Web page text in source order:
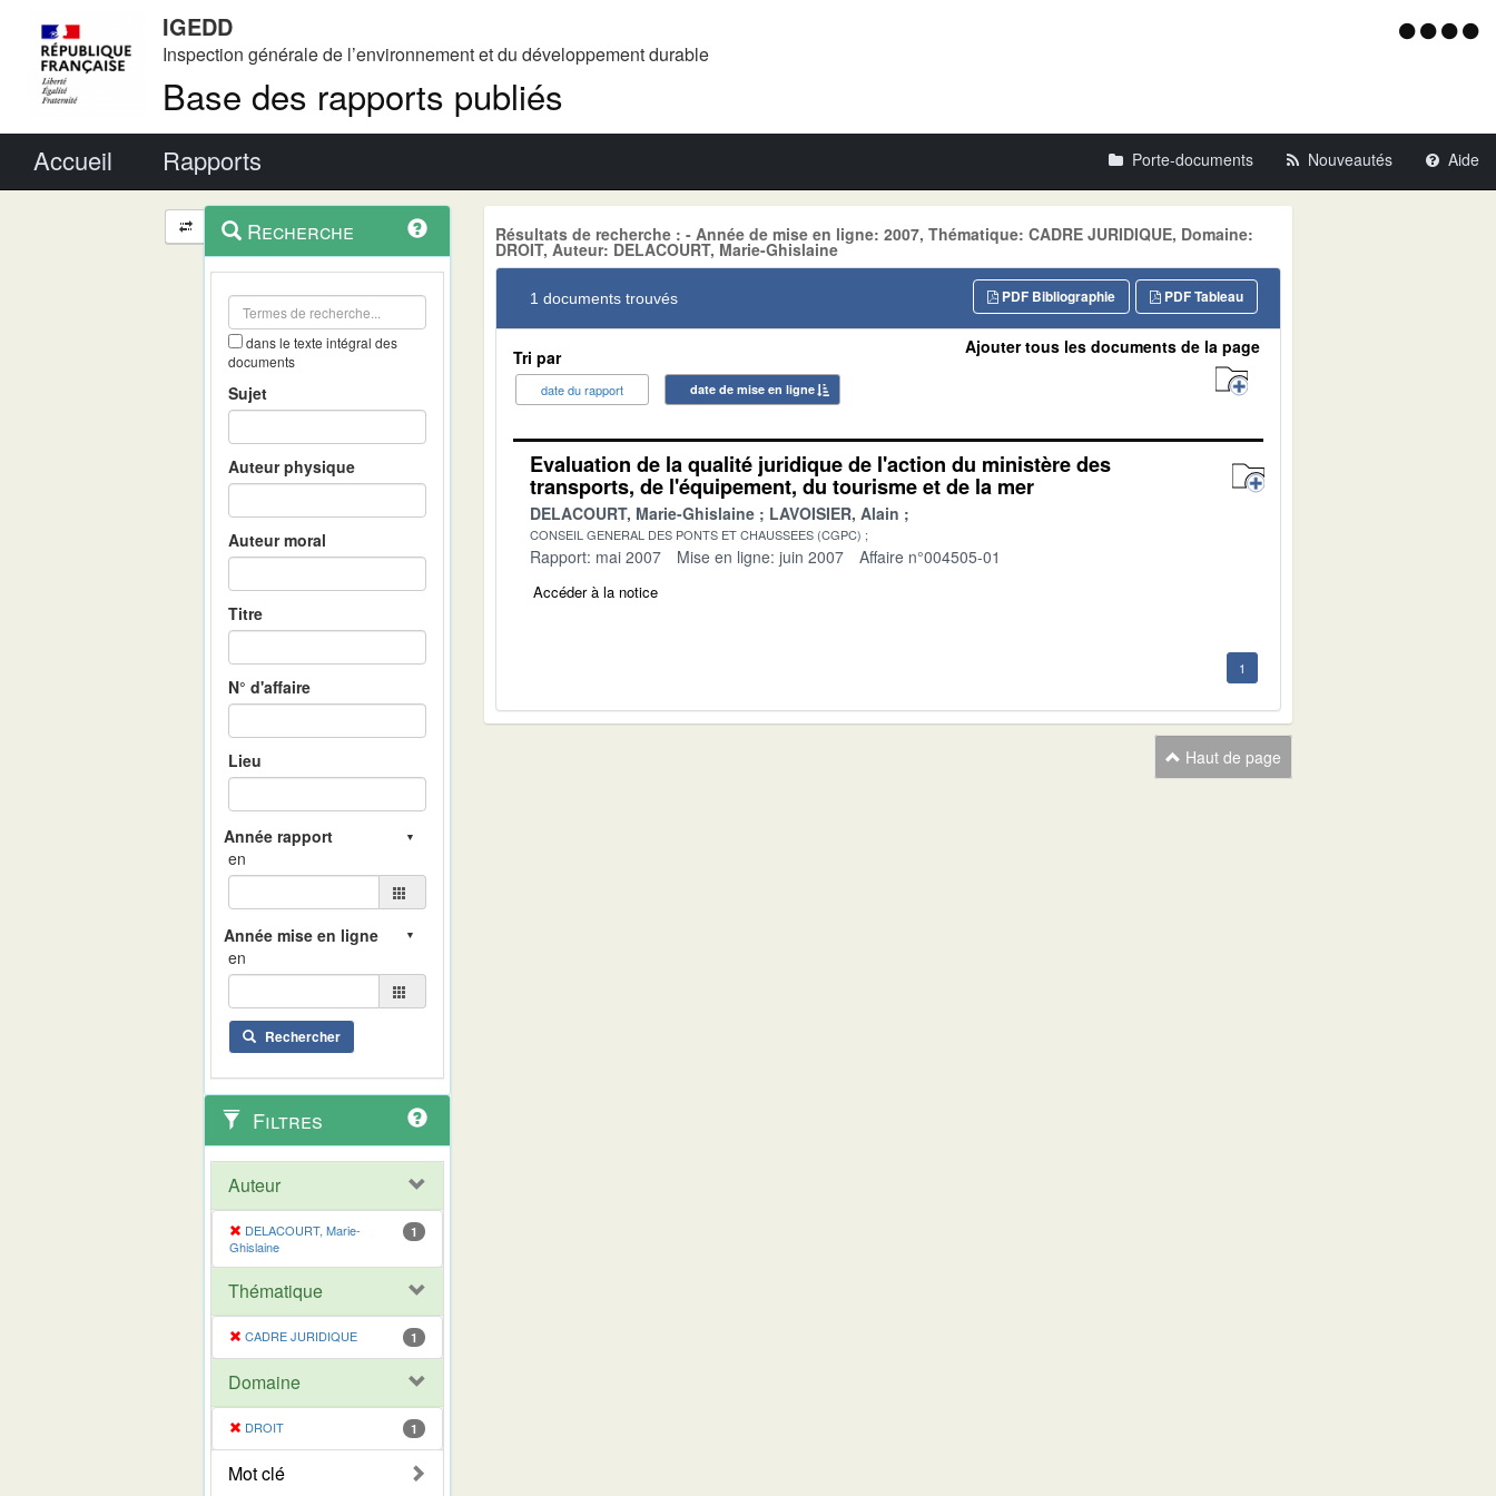
IGEDD
Inspection générale de l’environnement et du développement durable
Base des rapports publiés
Menu
Accueil Rapports Porte-documents Nouveautés Aide
Navigation
et
outils
contextuel
Recherche
dans le texte intégral des
documents
Sujet
Auteur physique
Auteur moral
Titre
N° d'affaire
Lieu
en
en
Rechercher
Filtres
Auteur
DELACOURT, Marie-
Ghislaine
1
Thématique
CADRE JURIDIQUE 1
Domaine
DROIT 1
Mot clé
Résultats de recherche : - Année de mise en ligne: 2007, Thématique: CADRE JURIDIQUE, Domaine:
DROIT, Auteur: DELACOURT, Marie-Ghislaine
1 documents trouvés PDF Tableau
PDF Bibliographie
Tri par
date du rapport date de mise en ligne
Ajouter tous les documents de la page
Evaluation de la qualité juridique de l'action du ministère des
transports, de l'équipement, du tourisme et de la mer
DELACOURT, Marie-Ghislaine LAVOISIER, Alain
CONSEIL GENERAL DES PONTS ET CHAUSSEES (CGPC)
Rapport: mai 2007 Mise en ligne: juin 2007 Affaire n°004505-01
Accéder à la notice
1
Haut de page